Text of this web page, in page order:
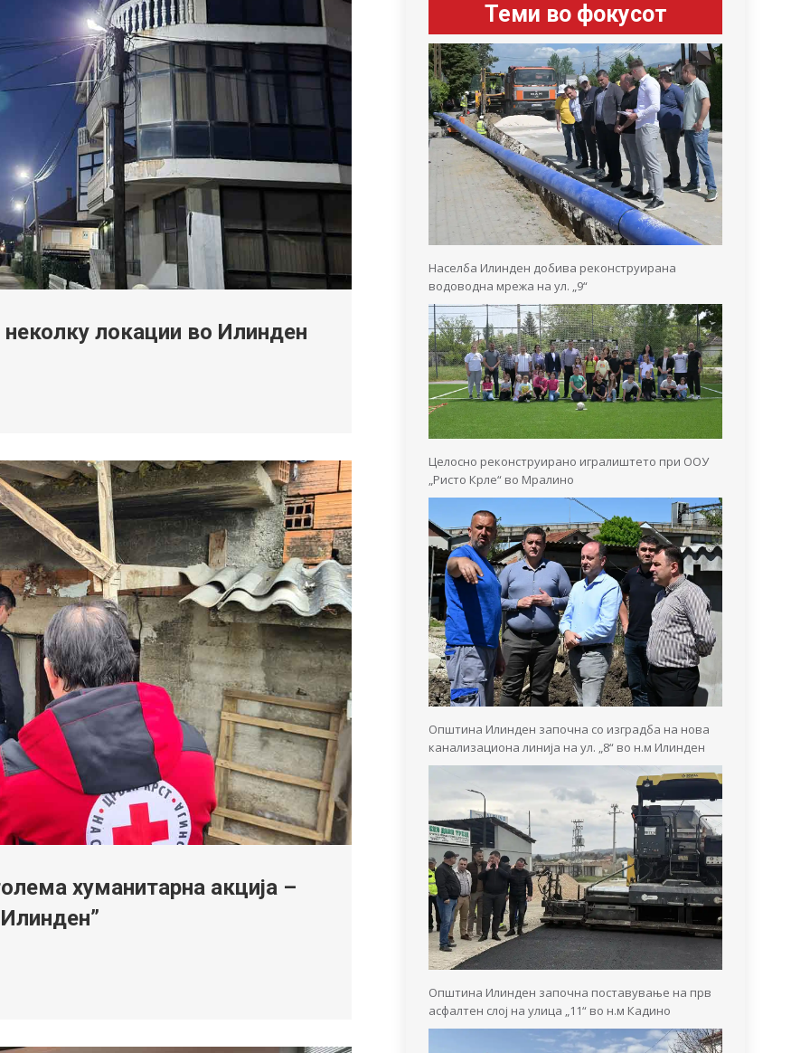
локации во Илинден
хуманитарна акција –
Теми во фокусот
Населба Илинден добива реконструирана
водоводна мрежа на ул. „9“
Целосно реконструирано игралиштето при ООУ
„Ристо Крле“ во Мралино
Општина Илинден започна со изградба на нова
канализациона линија на ул. „8“ во н.м Илинден
Општина Илинден започна поставување на прв
асфалтен слој на улица „11“ во н.м Кадино